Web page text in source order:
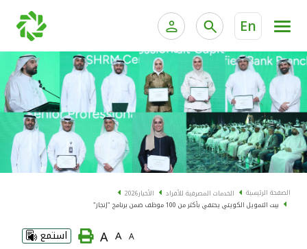
En
الخدمات المصرفية الإلكترونية للأفراد
الخدمات المصرفية الإلكترونية للشركات
خدمة "بيتك" للتداول الإلكتروني
الخدمات المصرفية للأفراد الخدمات المالية الخاصة
الحسابات المصرفية
البطاقات
"برامج العملاء"
الصفحة الرئيسية الخدمات المصرفية للأفراد الأخبار2026
بيت التمويل الكويتي يحتفي بأكثر من 100 موظف ضمن برنامج "إنجاز"
A
A
A استمع